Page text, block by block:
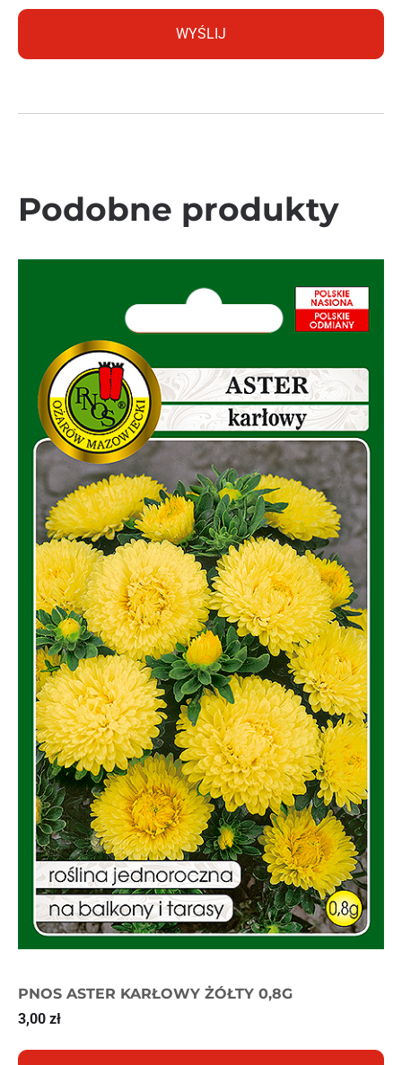
Podobne produkty
PNOS ASTER KARŁOWY ŻÓŁTY 0,8G
3,00 zł